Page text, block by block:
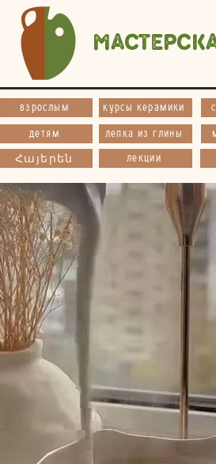
взрослым курсы керамики
детям лепка из глины
Հայերեն лекции